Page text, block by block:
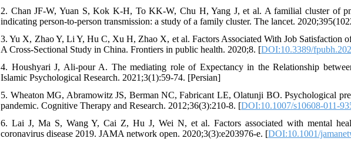
2. Chan JF-W, Yuan S, Kok K-H, To KK-W, Chu H, Yang J, et al. A familial cluster of
indicating person-to-person transmission: a study of a family cluster. The lancet.
3. Yu X, Zhao Y, Li Y, Hu C, Xu H, Zhao X, et al. Factors Associated With Job
A Cross-Sectional Study in China. Frontiers in public health. 2020;8. [DOI:10.3389/
4. Houshyari J, Ali-pour A. The mediating role of Expectancy in the Relationship
Islamic Psychological Research. 2021;3(1):59-74. [Persian]
5. Wheaton MG, Abramowitz JS, Berman NC, Fabricant LE, Olatunji BO. Psychological
pandemic. Cognitive Therapy and Research. 2012;36(3):210-8. [DOI:10.1007/s10608-011-
6. Lai J, Ma S, Wang Y, Cai Z, Hu J, Wei N, et al. Factors associated with mental
coronavirus disease 2019. JAMA network open. 2020;3(3):e203976-e. [DOI:10.1001/